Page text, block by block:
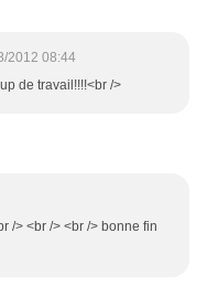
2012 08:44
de travail!!!!<br />
/> <br /> <br /> bonne fin